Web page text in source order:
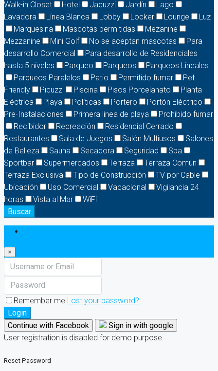
Walk-in Closet
Hotel Jacuzzi Jardín
Lago
Lavadora
Línea Blanca Lobby Locker Lounge
Luz
Marquesina
Mascotas permitidas
Mezanine
Mezzanine
Mini Golf No se aceptan mascotas
Para
desarrollo Comercial
Para desarrollo de Residenciales
hasta 5 niveles
Parqueo Parqueos
Parqueos Lineales
Parqueos Paralelos
Patio Permitido fumar
Pet
Friendly
Picuzzi Piscina Pisos Porcelanato
Planta
Eléctrica
Playa Políticas Portero
Portón Eléctrico
Pre-Instalaciones
Primera linea de playa
Prohibido fumar
Recibidor
Recreación
Residencial Cerrado
Restaurantes
Sala de Juegos Salón Multiusos
Salones
de Belleza
Sauna Secadora Seguridad
Spa
Sportbar
Supermercados Terraza
Terraza Común
Terraza Exclusiva
Tipo de Construcción
TV por Cable
Ubicación
Uso Comercial Vacacional
Vigilancia 24
horas
Vista al Mar
WiFi
Buscar
×
Remember me Lost your password?
Login
Continue with Facebook
Sign in with google
User registration is disabled for demo purpose.
Reset Password